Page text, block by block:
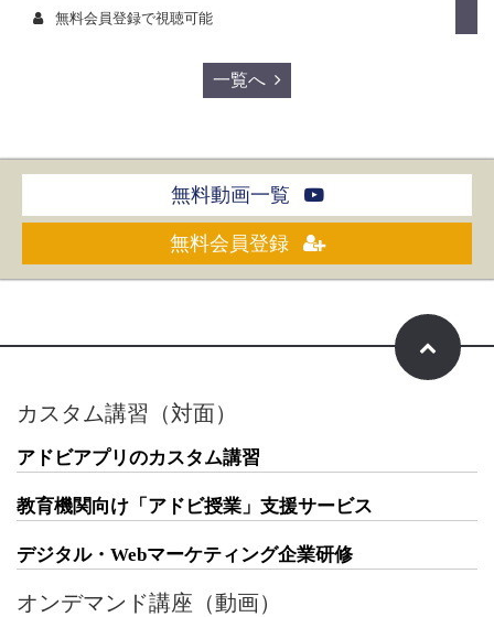
無料会員登録で視聴可能
一覧へ
無料動画一覧
無料会員登録
カスタム講習（対面）
アドビアプリのカスタム講習
教育機関向け「アドビ授業」支援サービス
デジタル・Webマーケティング企業研修
オンデマンド講座（動画）